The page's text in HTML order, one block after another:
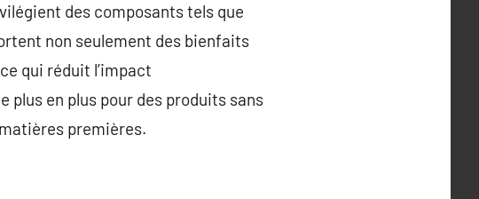
des composants tels que
non seulement des bienfaits
qui réduit l’impact
en plus pour des produits sans
premières.